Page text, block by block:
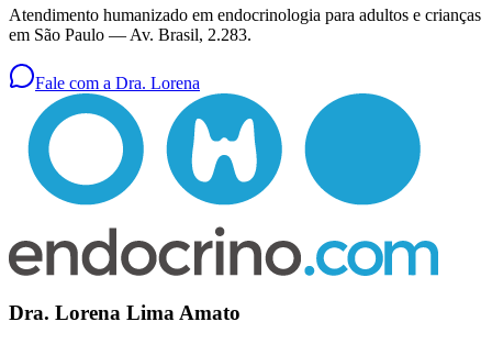
Atendimento humanizado em endocrinologia para adultos e crianças
em São Paulo — Av. Brasil, 2.283.
Fale com a Dra. Lorena
Dra. Lorena Lima Amato